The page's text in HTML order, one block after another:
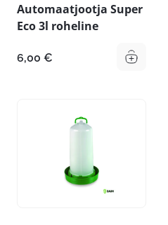
Automaatjootja Super
Eco 3l roheline
6,00 €